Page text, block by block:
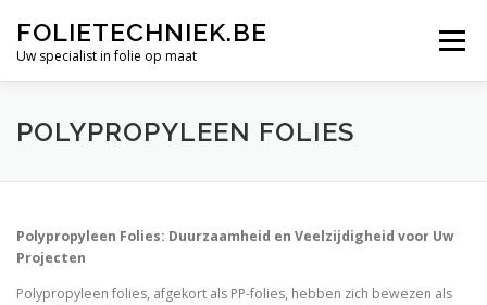
content
FOLIETECHNIEK.BE
Uw specialist in folie op maat
Menu
OVER ONS PROJECTEN FOLIE LASSEN
CONTACT
POLYPROPYLEEN FOLIES
Polypropyleen Folies: Duurzaamheid en Veelzijdigheid voor Uw
Projecten
Polypropyleen folies, afgekort als PP-folies, hebben zich bewezen als